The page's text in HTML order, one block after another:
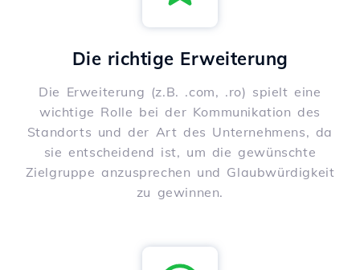
Die richtige Erweiterung
Die Erweiterung (z.B. .com, .ro) spielt eine
wichtige Rolle bei der Kommunikation des
Standorts und der Art des Unternehmens, da
sie entscheidend ist, um die gewünschte
Zielgruppe anzusprechen und Glaubwürdigkeit
zu gewinnen.